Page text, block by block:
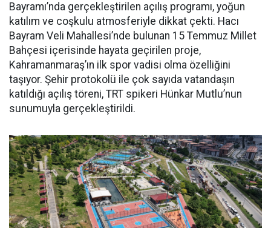
Bayramı’nda gerçekleştirilen açılış programı, yoğun
katılım ve coşkulu atmosferiyle dikkat çekti. Hacı
Bayram Veli Mahallesi’nde bulunan 15 Temmuz Millet
Bahçesi içerisinde hayata geçirilen proje,
Kahramanmaraş’ın ilk spor vadisi olma özelliğini
taşıyor. Şehir protokolü ile çok sayıda vatandaşın
katıldığı açılış töreni, TRT spikeri Hünkar Mutlu’nun
sunumuyla gerçekleştirildi.